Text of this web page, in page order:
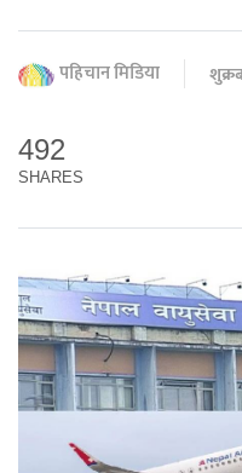
पहिचान मिडिया
492
SHARES